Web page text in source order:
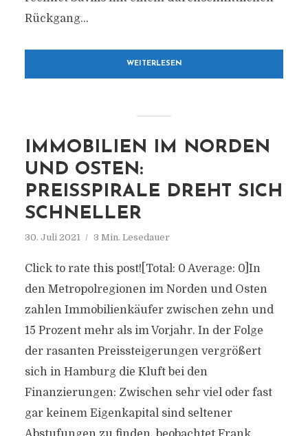
Rückgang...
WEITERLESEN
IMMOBILIEN IM NORDEN
UND OSTEN:
PREISSPIRALE DREHT SICH
SCHNELLER
30. Juli 2021 3 Min. Lesedauer
Click to rate this post![Total: 0 Average: 0]In
den Metropolregionen im Norden und Osten
zahlen Immobilienkäufer zwischen zehn und
15 Prozent mehr als im Vorjahr. In der Folge
der rasanten Preissteigerungen vergrößert
sich in Hamburg die Kluft bei den
Finanzierungen: Zwischen sehr viel oder fast
gar keinem Eigenkapital sind seltener